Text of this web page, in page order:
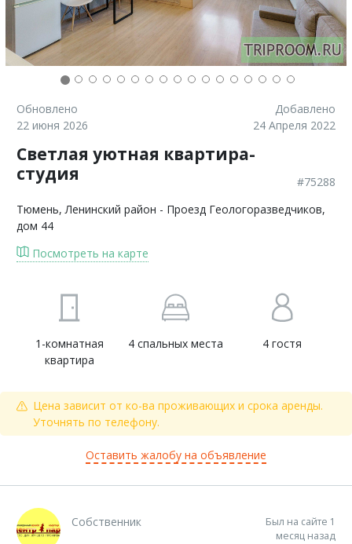
Обновлено
22 июня 2026
Добавлено
24 Апреля 2022
Светлая уютная квартира-
студия
#75288
Тюмень, Ленинский район - Проезд Геологоразведчиков,
дом 44
Посмотреть на карте
1-комнатная
квартира
4 спальных места 4 гостя
Цена зависит от ко-ва проживающих и срока аренды.
Уточнять по телефону.
Оставить жалобу на объявление
Собственник
Был на сайте 1
месяц назад